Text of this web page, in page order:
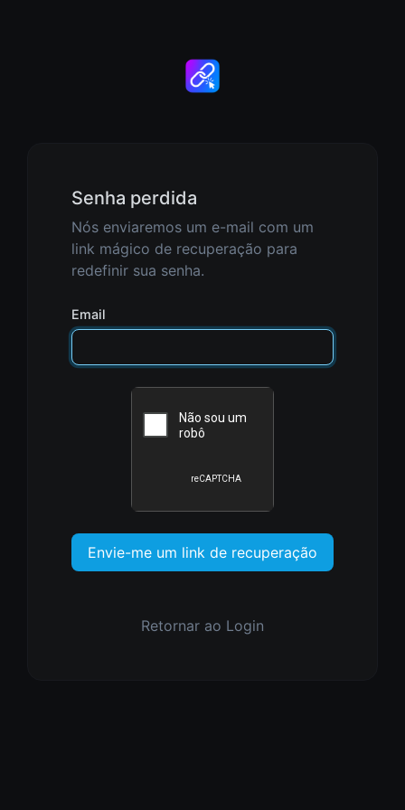
Senha perdida
Nós enviaremos um e-mail com um
link mágico de recuperação para
redefinir sua senha.
Email
Envie-me um link de recuperação
Retornar ao Login